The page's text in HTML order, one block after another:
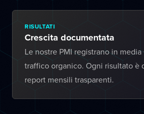
RISULTATI
Crescita documentata
Le nostre PMI registrano in media
traffico organico. Ogni risultato è
report mensili trasparenti.